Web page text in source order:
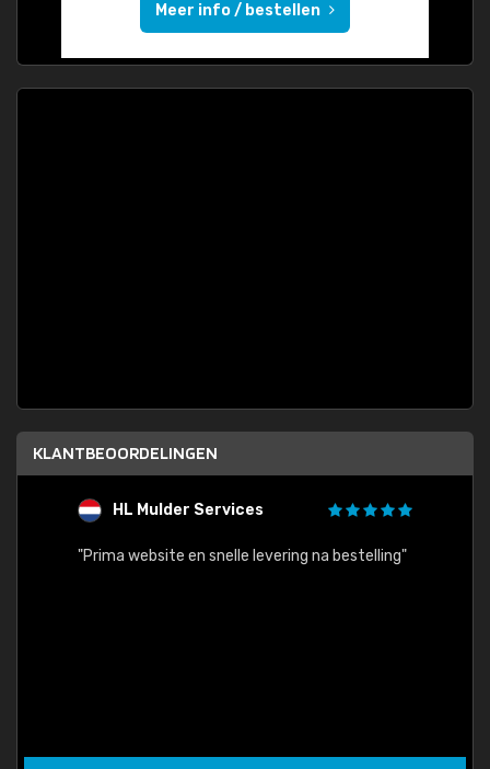
Meer info / bestellen
KLANTBEOORDELINGEN
HL Mulder Services
"Prima website en snelle levering na bestelling"